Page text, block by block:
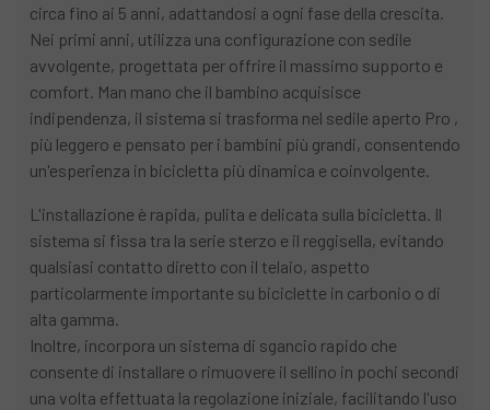
circa fino ai 5 anni, adattandosi a ogni fase della crescita.
Nei primi anni, utilizza una configurazione con sedile
avvolgente, progettata per offrire il massimo supporto e
comfort. Man mano che il bambino acquisisce
indipendenza, il sistema si trasforma nel sedile aperto Pro ,
più leggero e pensato per i bambini più grandi, consentendo
un'esperienza in bicicletta più dinamica e coinvolgente.
L'installazione è rapida, pulita e delicata sulla bicicletta. Il
sistema si fissa tra la serie sterzo e il reggisella, evitando
qualsiasi contatto diretto con il telaio, aspetto
particolarmente importante su biciclette in carbonio o di
alta gamma.
Inoltre, incorpora un sistema di sgancio rapido che
consente di installare o rimuovere il sellino in pochi secondi
una volta effettuata la regolazione iniziale, facilitando l'uso